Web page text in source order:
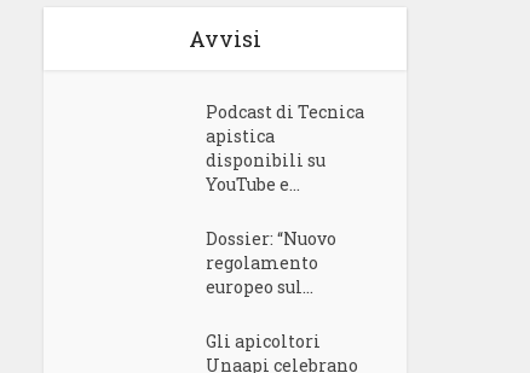
Avvisi
Podcast di Tecnica
apistica
disponibili su
YouTube e...
Dossier: “Nuovo
regolamento
europeo sul...
Gli apicoltori
Unaapi celebrano